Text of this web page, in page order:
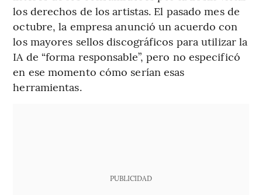
los derechos de los artistas. El pasado mes de
octubre, la empresa anunció un acuerdo con
los mayores sellos discográficos para utilizar la
IA de “forma responsable”, pero no especificó
en ese momento cómo serían esas
herramientas.
PUBLICIDAD